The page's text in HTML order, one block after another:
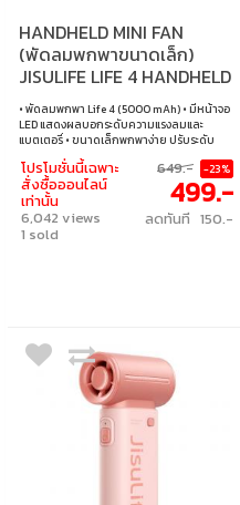
HANDHELD MINI FAN
(พัดลมพกพาขนาดเล็ก)
JISULIFE LIFE 4 HANDHELD
FAN 5000 MAH (GREY)
• พัดลมพกพา Life 4 (5000 mAh) • มีหน้าจอ
LED แสดงผลบอกระดับความแรงลมและ
แบตเตอรี่ • ขนาดเล็กพกพาง่าย ปรับระดับ
ความแรงได้ 5 ระดับ • ใช้งานได้สูงสุด 3.5-17.5
ชั่วโมง (ขึ้นอยู่กับความเร็วลม) • ใช้เวลาชาร์จ
3-4 ชั่วโมง ใช้พอร์ต USB-Type C ในการชาร์จ
• ความจุแบตเตอรี่ 5000mAh • ขนาดแพคเกจ
4.2 x 8.4 x 19.3 cm น้ำหนัก 297 กรัม
โปรโมชั่นนี้เฉพาะ
สั่งซื้อออนไลน์
เท่านั้น
6,042 views
1 sold
649.- -23%
499.-
ลดทันที 150.-